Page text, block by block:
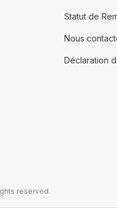
Statut de
Nous
Déclaration
reserved.